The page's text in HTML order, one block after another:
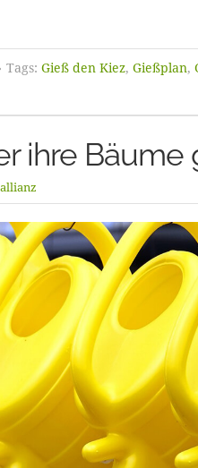
Tags: Gieß den Kiez, Gießplan,
ihre Bäume